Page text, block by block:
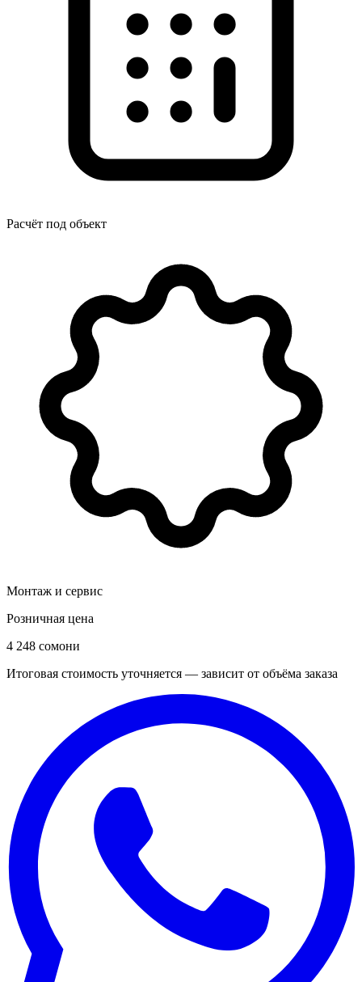
Расчёт под объект
Монтаж и сервис
Розничная цена
4 248 сомони
Итоговая стоимость уточняется — зависит от объёма заказа